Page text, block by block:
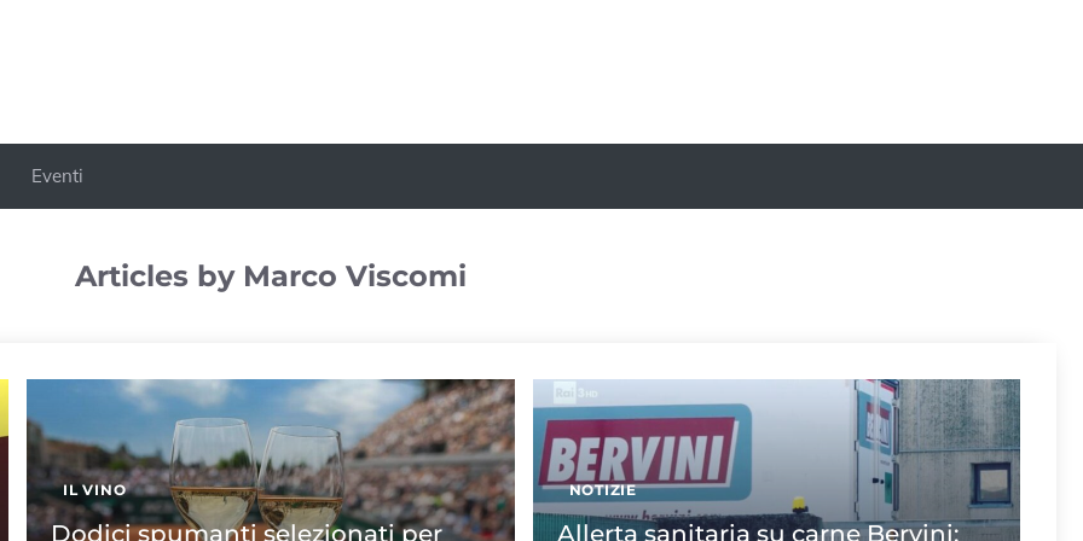
Eventi
Articles by Marco Viscomi
IL VINO
Dodici spumanti selezionati per
NOTIZIE
Allerta sanitaria su carne Bervini: